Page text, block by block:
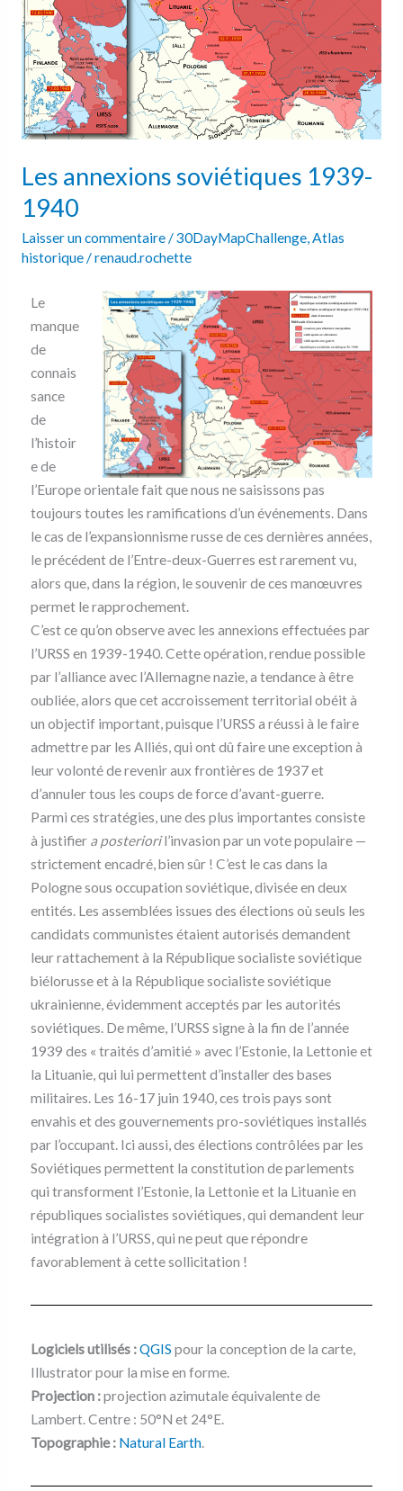
Les annexions soviétiques 1939-
1940
Laisser un commentaire/30DayMapChallenge,Atlas
historique/renaud.rochette
Le
manque
de
connais
sance
de
l’histoir
e de
l’Europe orientale fait que nous ne saisissons pas
toujours toutes les ramifications d’un événements. Dans
le cas de l’expansionnisme russe de ces dernières années,
le précédent de l’Entre-deux-Guerres est rarement vu,
alors que, dans la région, le souvenir de ces manœuvres
permet le rapprochement.
C’est ce qu’on observe avec les annexions effectuées par
l’URSS en 1939-1940. Cette opération, rendue possible
par l’alliance avec l’Allemagne nazie, a tendance à être
oubliée, alors que cet accroissement territorial obéit à
un objectif important, puisque l’URSS a réussi à le faire
admettre par les Alliés, qui ont dû faire une exception à
leur volonté de revenir aux frontières de 1937 et
d’annuler tous les coups de force d’avant-guerre.
Parmi ces stratégies, une des plus importantes consiste
à justifier a posterioril’invasion par un vote populaire —
strictement encadré, bien sûr ! C’est le cas dans la
Pologne sous occupation soviétique, divisée en deux
entités. Les assemblées issues des élections où seuls les
candidats communistes étaient autorisés demandent
leur rattachement à la République socialiste soviétique
biélorusse et à la République socialiste soviétique
ukrainienne, évidemment acceptés par les autorités
soviétiques. De même, l’URSS signe à la fin de l’année
1939 des « traités d’amitié » avec l’Estonie, la Lettonie et
la Lituanie, qui lui permettent d’installer des bases
militaires. Les 16-17 juin 1940, ces trois pays sont
envahis et des gouvernements pro-soviétiques installés
par l’occupant. Ici aussi, des élections contrôlées par les
Soviétiques permettent la constitution de parlements
qui transforment l’Estonie, la Lettonie et la Lituanie en
républiques socialistes soviétiques, qui demandent leur
intégration à l’URSS, qui ne peut que répondre
favorablement à cette sollicitation !
Logiciels utilisés :QGIS pour la conception de la carte,
Illustrator pour la mise en forme.
Projection :projection azimutale équivalente de
Lambert. Centre : 50°N et 24°E.
Topographie : Natural Earth.